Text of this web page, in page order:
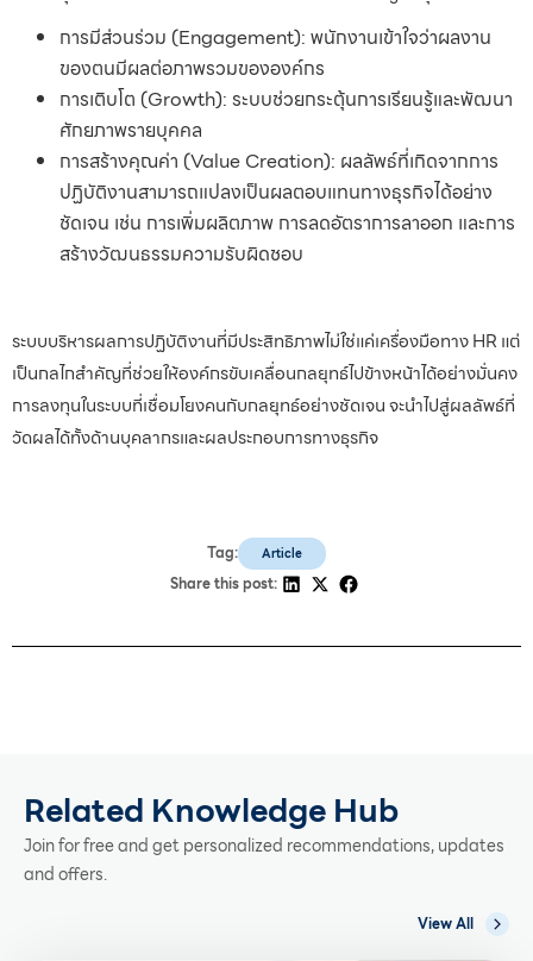
การมีส่วนร่วม (Engagement): พนักงานเข้าใจว่าผลงาน
ของตนมีผลต่อภาพรวมขององค์กร
การเติบโต (Growth): ระบบช่วยกระตุ้นการเรียนรู้และพัฒนา
ศักยภาพรายบุคคล
การสร้างคุณค่า (Value Creation): ผลลัพธ์ที่เกิดจากการ
ปฏิบัติงานสามารถแปลงเป็นผลตอบแทนทางธุรกิจได้อย่าง
ชัดเจน เช่น การเพิ่มผลิตภาพ การลดอัตราการลาออก และการ
สร้างวัฒนธรรมความรับผิดชอบ
ระบบบริหารผลการปฏิบัติงานที่มีประสิทธิภาพไม่ใช่แค่เครื่องมือทาง HR แต่
เป็นกลไกสำคัญที่ช่วยให้องค์กรขับเคลื่อนกลยุทธ์ไปข้างหน้าได้อย่างมั่นคง
การลงทุนในระบบที่เชื่อมโยงคนกับกลยุทธ์อย่างชัดเจน จะนำไปสู่ผลลัพธ์ที่
วัดผลได้ทั้งด้านบุคลากรและผลประกอบการทางธุรกิจ
Tag: Article
Share this post:
Related Knowledge Hub
Join for free and get personalized recommendations, updates
and offers.
View All